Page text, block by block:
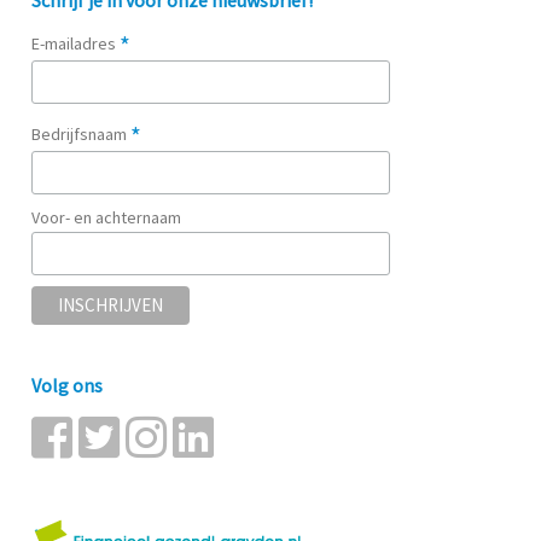
E-mailadres *
Bedrijfsnaam *
Voor- en achternaam
Volg ons